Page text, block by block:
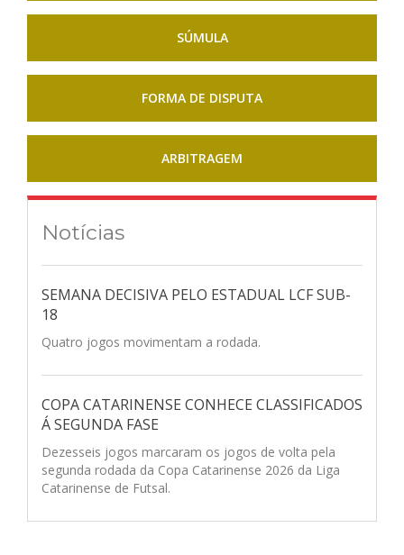
SÚMULA
FORMA DE DISPUTA
ARBITRAGEM
Notícias
SEMANA DECISIVA PELO ESTADUAL LCF SUB-
18
Quatro jogos movimentam a rodada.
COPA CATARINENSE CONHECE CLASSIFICADOS
Á SEGUNDA FASE
Dezesseis jogos marcaram os jogos de volta pela
segunda rodada da Copa Catarinense 2026 da Liga
Catarinense de Futsal.